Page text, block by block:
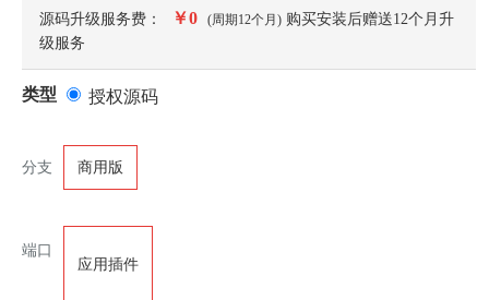
源码升级服务费： ￥0 (周期12个月) 购买安装后赠送12个月升
级服务
类型 授权源码
分支 商用版
端口
应用插件